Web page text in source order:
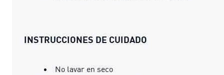
INSTRUCCIONES DE CUIDADO
No lavar en seco